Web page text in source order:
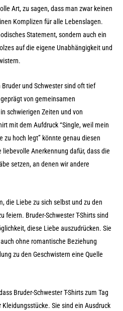
Art, zu sagen, dass man zwar keinen
Komplizen für alle Lebenslagen.
Statement, sondern auch ein
auf die eigene Unabhängigkeit und
und Schwester sind oft tief
von gemeinsamen
schwierigen Zeiten und von
mit dem Aufdruck “Single, weil mein
zu hoch legt” könnte genau diesen
Anerkennung dafür, dass die
setzen, an denen wir andere
die Liebe zu sich selbst und zu den
feiern. Bruder-Schwester T-Shirts sind
diese Liebe auszudrücken. Sie
ohne romantische Beziehung
zu den Geschwistern eine Quelle
Bruder-Schwester T-Shirts zum Tag
Sie sind ein Ausdruck